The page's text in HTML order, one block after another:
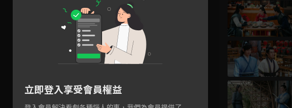
立即登入享受會員權益